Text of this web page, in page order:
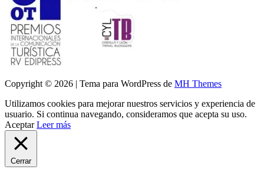
Copyright © 2026 | Tema para WordPress de MH Themes
Utilizamos cookies para mejorar nuestros servicios y experiencia de
usuario. Si continua navegando, consideramos que acepta su uso.
Aceptar Leer más
Cerrar